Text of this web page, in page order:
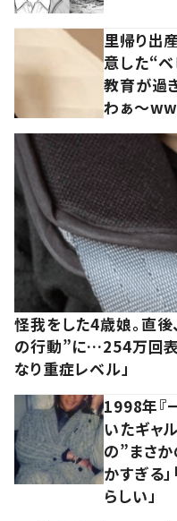
里帰り出
意した“
教育が過
わぁ～ww
怪我をした4歳娘。直
の行動”に…254万回表
なり重症レベル」
1998年『
いたギャ
の”まさか
かすぎる
らしい」